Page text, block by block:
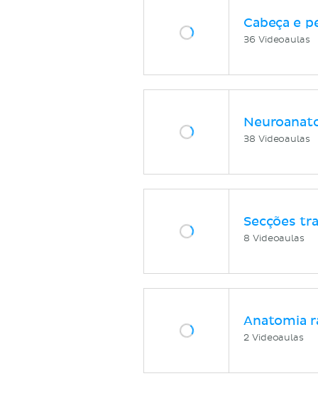
Cabeça e
36 Videoaulas
38 Videoaulas
Secções
8 Videoaulas
Anatomia
2 Videoaulas